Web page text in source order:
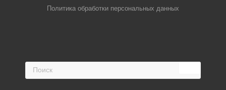
Политика обработки персональных данных